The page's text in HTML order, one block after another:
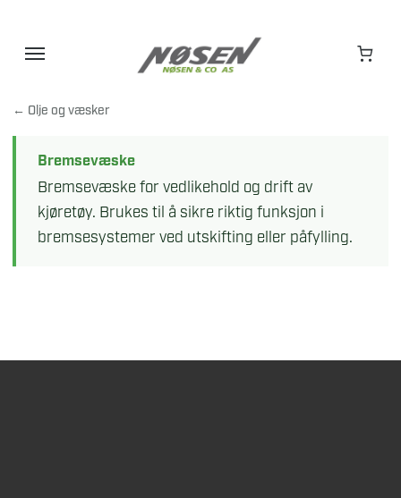
← Olje og væsker
Bremsevæske
Bremsevæske for vedlikehold og drift av
kjøretøy. Brukes til å sikre riktig funksjon i
bremsesystemer ved utskifting eller påfylling.